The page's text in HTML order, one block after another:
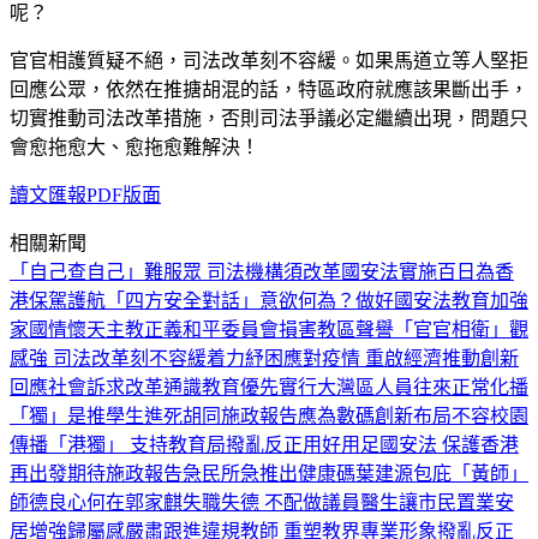
呢？
官官相護質疑不絕，司法改革刻不容緩。如果馬道立等人堅拒
回應公眾，依然在推搪胡混的話，特區政府就應該果斷出手，
切實推動司法改革措施，否則司法爭議必定繼續出現，問題只
會愈拖愈大、愈拖愈難解決！
讀文匯報PDF版面
相關新聞
「自己查自己」難服眾 司法機構須改革國安法實施百日為香
港保駕護航 「四方安全對話」意欲何為？ 做好國安法教育加強
家國情懷天主教正義和平委員會損害教區聲譽 「官官相衛」觀
感強 司法改革刻不容緩着力紓困應對疫情 重啟經濟推動創新
回應社會訴求改革通識教育優先實行大灣區人員往來正常化播
「獨」是推學生進死胡同施政報告應為數碼創新布局不容校園
傳播「港獨」 支持教育局撥亂反正用好用足國安法 保護香港
再出發期待施政報告急民所急推出健康碼葉建源包庇「黃師」
師德良心何在郭家麒失職失德 不配做議員醫生讓市民置業安
居增強歸屬感嚴肅跟進違規教師 重塑教界專業形象撥亂反正